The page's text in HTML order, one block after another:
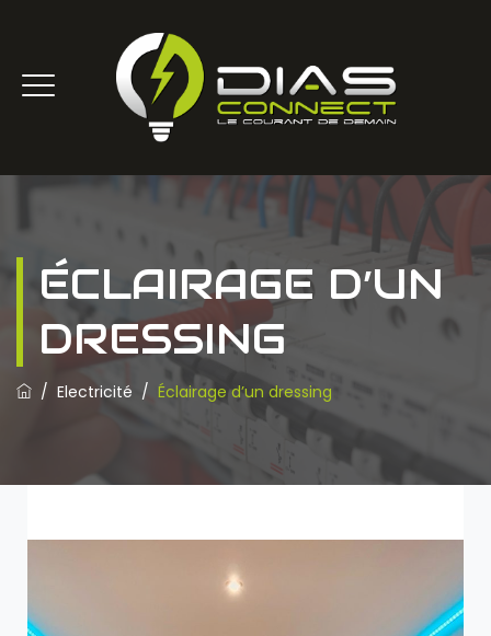
ÉCLAIRAGE D’UN
DRESSING
/ Electricité / Éclairage d’un dressing